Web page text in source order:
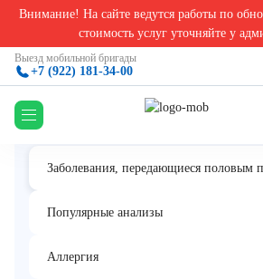
Внимание! На сайте ведутся работы по
стоимость услуг уточняйте у
Выезд мобильной бригады
+7 (922) 181-34-00
Анализы на заболевания передающиеся
Herpes Simplex Virus 2, IgG
Заболевания, передающиеся половым
Популярные анализы
Аллергия